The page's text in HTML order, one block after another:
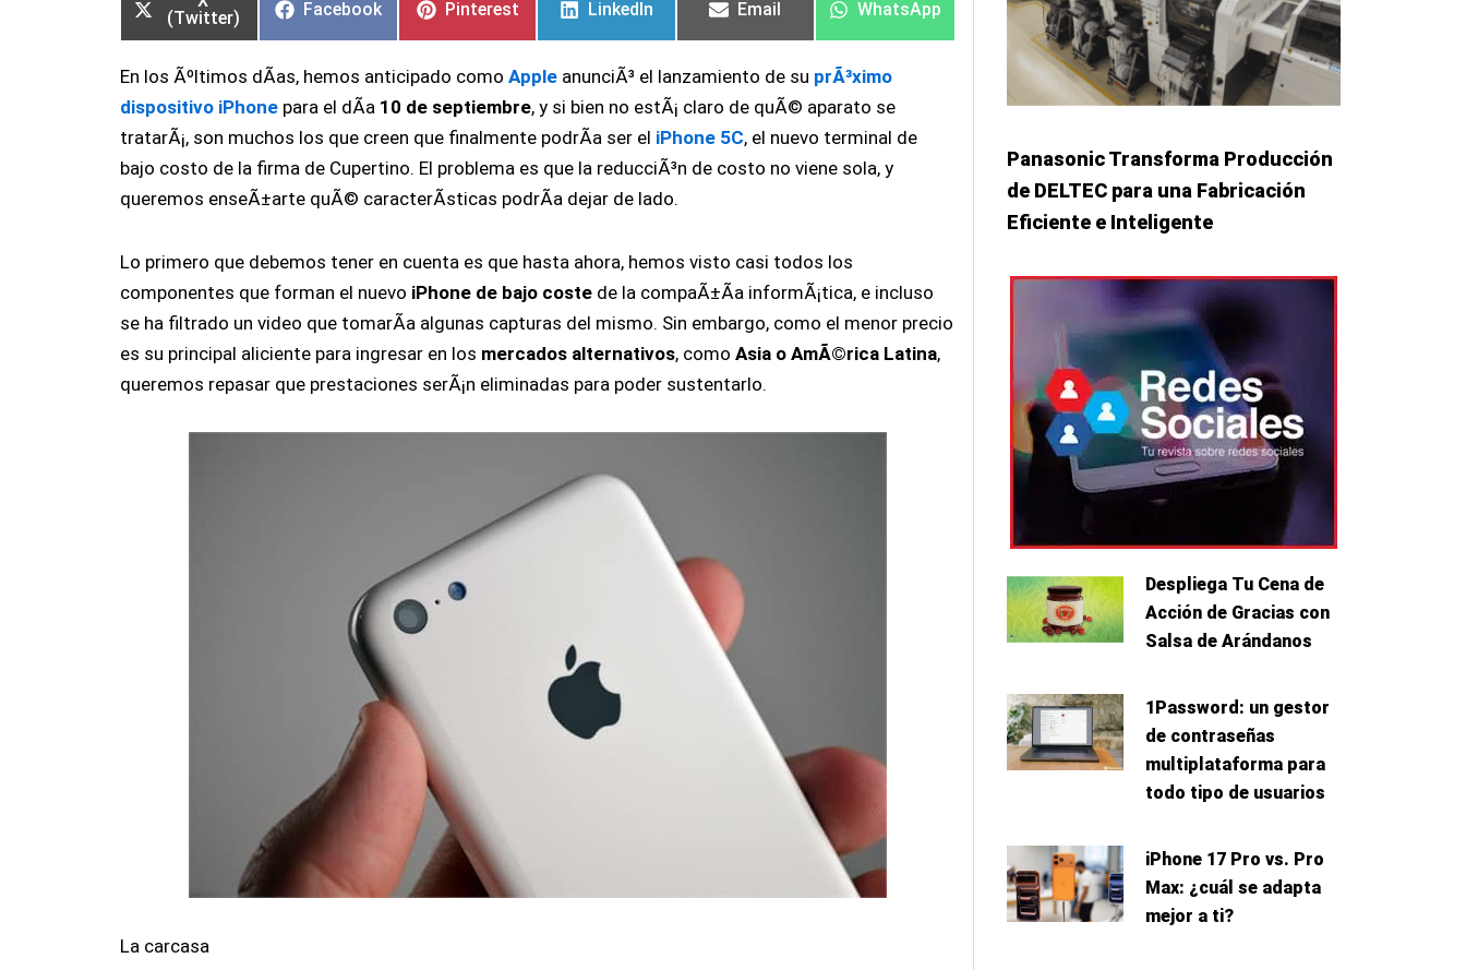
(Twitter)
Facebook
Pinterest
LinkedIn
Email
WhatsApp
En los Ãºltimos dÃ­as, hemos anticipado comoApple anunciÃ³ el lanzamiento de su prÃ³ximo
dispositivo iPhone para el dÃ­a 10 de septiembre, y si bien no estÃ¡ claro de quÃ© aparato se
tratarÃ¡, son muchos los que creen que finalmente podrÃ­a ser el iPhone 5C, el nuevo terminal de
bajo costo de la firma de Cupertino. El problema es que la reducciÃ³n de costo no viene sola, y
queremos enseÃ±arte quÃ© caracterÃ­sticas podrÃ­a dejar de lado.
Lo primero que debemos tener en cuenta es que hasta ahora, hemos visto casi todos los
componentes que forman el nuevo iPhone de bajo coste de la compaÃ±Ã­a informÃ¡tica, e incluso
se ha filtrado un video que tomarÃ­a algunas capturas del mismo. Sin embargo, como el menor precio
es su principal aliciente para ingresar en los mercados alternativos, comoAsia o AmÃ©rica Latina,
queremos repasar que prestaciones serÃ¡n eliminadas para poder sustentarlo.
La carcasa
Panasonic Transforma Producción
de DELTEC para una Fabricación
Eficiente e Inteligente
Despliega Tu Cena de
Acción de Gracias con
Salsa de Arándanos
1Password: un gestor
de contraseñas
multiplataforma para
todo tipo de usuarios
iPhone 17 Pro vs. Pro
Max: ¿cuál se adapta
mejor a ti?